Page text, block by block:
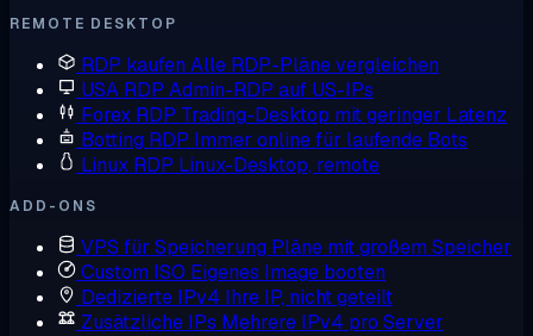
REMOTE DESKTOP
RDP kaufen Alle RDP-Pläne vergleichen
USA RDP Admin-RDP auf US-IPs
Forex RDP Trading-Desktop mit geringer Latenz
Botting RDP Immer online für laufende Bots
Linux RDP Linux-Desktop, remote
ADD-ONS
VPS für Speicherung Pläne mit großem Speicher
Custom ISO Eigenes Image booten
Dedizierte IPv4 Ihre IP, nicht geteilt
Zusätzliche IPs Mehrere IPv4 pro Server